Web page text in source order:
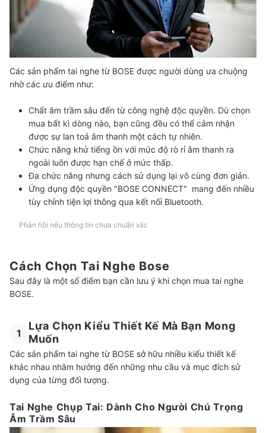
Các sản phẩm tai nghe từ BOSE được người dùng ưa chuộng
nhờ các ưu điểm như:
Chất âm trầm sâu đến từ công nghệ độc quyền. Dù chọn
mua bất kì dòng nào, bạn cũng đều có thể cảm nhận
được sự lan toả âm thanh một cách tự nhiên.
Chức năng khử tiếng ồn với mức độ rò rỉ âm thanh ra
ngoài luôn được hạn chế ở mức thấp.
Đa chức năng nhưng cách sử dụng lại vô cùng đơn giản.
Ứng dụng độc quyền "BOSE CONNECT" mang đến nhiều
tùy chỉnh tiện lợi thông qua kết nối Bluetooth.
Phản hồi nếu thông tin chưa chuẩn xác
Cách Chọn Tai Nghe Bose
Sau đây là một số điểm bạn cần lưu ý khi chọn mua tai nghe
BOSE.
1
Lựa Chọn Kiểu Thiết Kế Mà Bạn Mong
Muốn
Các sản phẩm tai nghe từ BOSE sở hữu nhiều kiểu thiết kế
khác nhau nhằm hướng đến những nhu cầu và mục đích sử
dụng của từng đối tượng.
Tai Nghe Chụp Tai: Dành Cho Người Chú Trọng
Âm Trầm Sâu